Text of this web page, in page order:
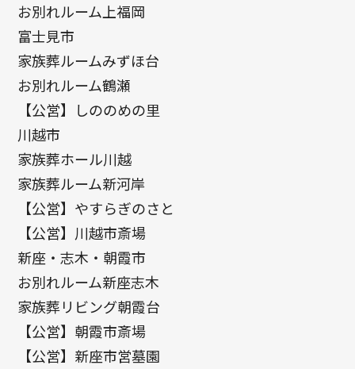
お別れルーム上福岡
富士見市
家族葬ルームみずほ台
お別れルーム鶴瀬
【公営】しののめの里
川越市
家族葬ホール川越
家族葬ルーム新河岸
【公営】やすらぎのさと
【公営】川越市斎場
新座・志木・朝霞市
お別れルーム新座志木
家族葬リビング朝霞台
【公営】朝霞市斎場
【公営】新座市営墓園